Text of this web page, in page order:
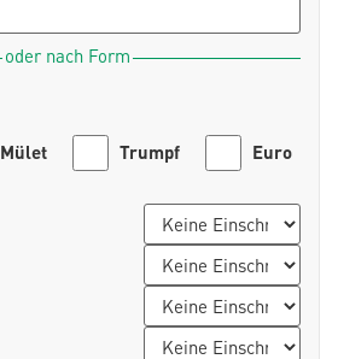
oder nach Form
Mület Trumpf Euro